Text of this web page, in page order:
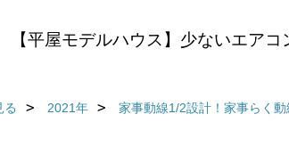
【平屋モデルハウス】少ないエア
る 2021年 家事動線1/2設計！家事らく